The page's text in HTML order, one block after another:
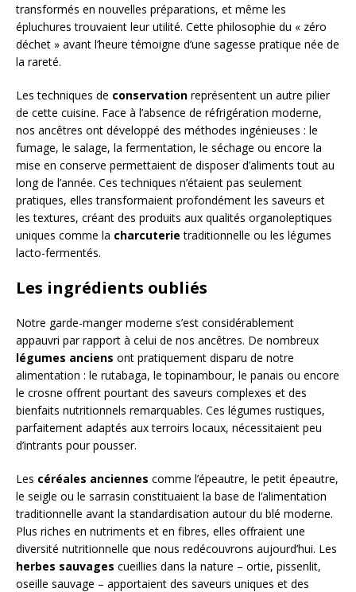
transformés en nouvelles préparations, et même les
épluchures trouvaient leur utilité. Cette philosophie du « zéro
déchet » avant l’heure témoigne d’une sagesse pratique née de
la rareté.
Les techniques de conservation représentent un autre pilier
de cette cuisine. Face à l’absence de réfrigération moderne,
nos ancêtres ont développé des méthodes ingénieuses : le
fumage, le salage, la fermentation, le séchage ou encore la
mise en conserve permettaient de disposer d’aliments tout au
long de l’année. Ces techniques n’étaient pas seulement
pratiques, elles transformaient profondément les saveurs et
les textures, créant des produits aux qualités organoleptiques
uniques comme la charcuterie traditionnelle ou les légumes
lacto-fermentés.
Les ingrédients oubliés
Notre garde-manger moderne s’est considérablement
appauvri par rapport à celui de nos ancêtres. De nombreux
légumes anciens ont pratiquement disparu de notre
alimentation : le rutabaga, le topinambour, le panais ou encore
le crosne offrent pourtant des saveurs complexes et des
bienfaits nutritionnels remarquables. Ces légumes rustiques,
parfaitement adaptés aux terroirs locaux, nécessitaient peu
d’intrants pour pousser.
Les céréales anciennes comme l’épeautre, le petit épeautre,
le seigle ou le sarrasin constituaient la base de l’alimentation
traditionnelle avant la standardisation autour du blé moderne.
Plus riches en nutriments et en fibres, elles offraient une
diversité nutritionnelle que nous redécouvrons aujourd’hui. Les
herbes sauvages cueillies dans la nature – ortie, pissenlit,
oseille sauvage – apportaient des saveurs uniques et des